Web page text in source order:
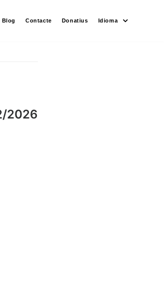
Blog Contacte Donatius Idioma
2026